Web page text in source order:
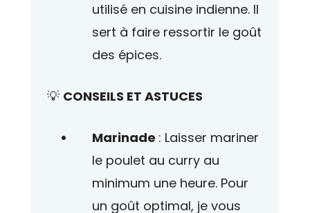
utilisé en cuisine indienne. Il
sert à faire ressortir le goût
des épices.
💡 CONSEILS ET ASTUCES
Marinade : Laisser mariner
le poulet au curry au
minimum une heure. Pour
un goût optimal, je vous